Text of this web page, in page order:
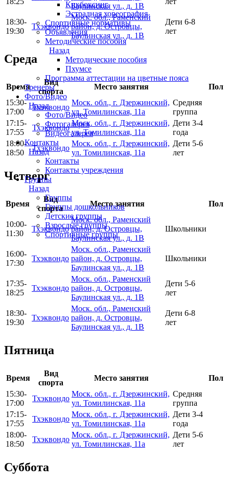
Кикбоксинг
Эстрадная хореография
Спортивные нормативы
Объявления
Методические пособия
Назад
Методические пособия
Пхумсе
Программа аттестации на цветные пояса
Тренеры
Фото/Видео
Назад
Фото/Видео
Фотогалерея
Видеогалерея
Контакты
Назад
Контакты
Контакты учреждения
Группы
Назад
Группы
Группы дошкольников
Детские группы
Взрослые группы
Спортивные группы
Баулинская ул., д. 1В
18:30-
19:30
Тхэквондо
Моск. обл., Раменский
район, д. Островцы,
Баулинская ул., д. 1В
Дети 6-8
лет
Среда
Время
Вид
спорта
Место занятия
Пол
15:30-
17:00
Тхэквондо
Моск. обл., г. Дзержинский,
ул. Томилинская, 11а
Средняя
группа
17:15-
17:55
Тхэквондо
Моск. обл., г. Дзержинский,
ул. Томилинская, 11а
Дети 3-4
года
18:00-
18:50
Тхэквондо
Моск. обл., г. Дзержинский,
ул. Томилинская, 11а
Дети 5-6
лет
Четверг
Время
Вид
спорта
Место занятия Пол
10:00-
11:30
Тхэквондо
Моск. обл., Раменский
район, д. Островцы,
Баулинская ул., д. 1В
Школьники
16:00-
17:30
Тхэквондо
Моск. обл., Раменский
район, д. Островцы,
Баулинская ул., д. 1В
Школьники
17:35-
18:25
Тхэквондо
Моск. обл., Раменский
район, д. Островцы,
Баулинская ул., д. 1В
Дети 5-6
лет
18:30-
19:30
Тхэквондо
Моск. обл., Раменский
район, д. Островцы,
Баулинская ул., д. 1В
Дети 6-8
лет
Пятница
Время
Вид
спорта
Место занятия
Пол
15:30-
17:00
Тхэквондо
Моск. обл., г. Дзержинский,
ул. Томилинская, 11а
Средняя
группа
17:15-
17:55
Тхэквондо
Моск. обл., г. Дзержинский,
ул. Томилинская, 11а
Дети 3-4
года
18:00-
18:50
Тхэквондо
Моск. обл., г. Дзержинский,
ул. Томилинская, 11а
Дети 5-6
лет
Суббота